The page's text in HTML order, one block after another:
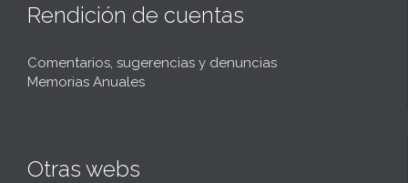
Rendición de cuentas
Comentarios, sugerencias y denuncias
Memorias Anuales
Otras webs